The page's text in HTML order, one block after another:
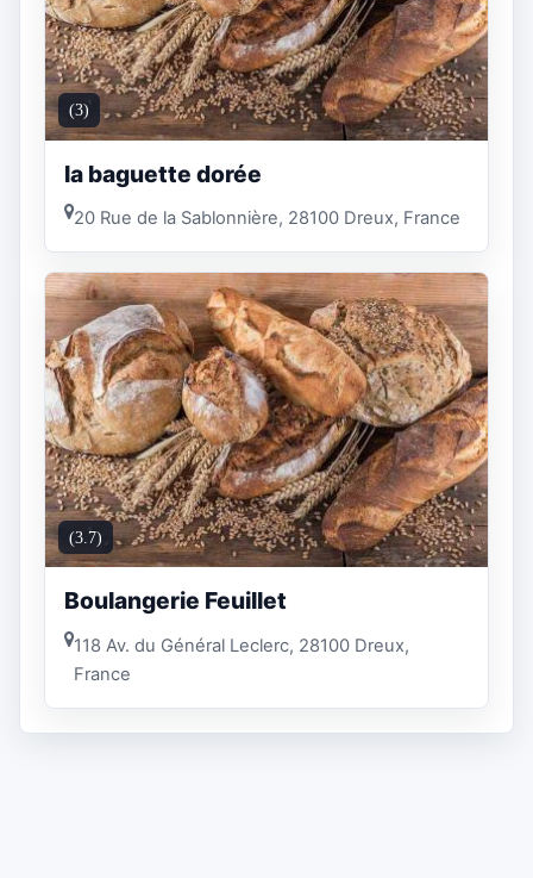
(3)
la baguette dorée
20 Rue de la Sablonnière, 28100 Dreux, France
(3.7)
Boulangerie Feuillet
118 Av. du Général Leclerc, 28100 Dreux,
France